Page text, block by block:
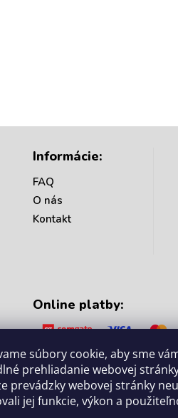
súbory cookie, aby sme
prehliadanie webovej
prevádzky webovej stránky
jej funkcie, výkon a
Informácie:
FAQ
O nás
Kontakt
Online platby: